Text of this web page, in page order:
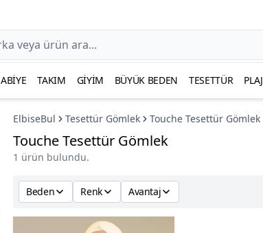
ABIYE TAKIM GIYIM BÜYÜK BEDEN TESETTÜR PLAJ
ElbiseBul Tesettür Gömlek Touche Tesettür Gömlek
Touche Tesettür Gömlek
1 ürün bulundu.
Beden Renk Avantaj